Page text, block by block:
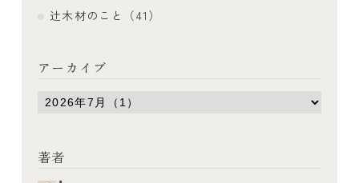
辻木材のこと（41）
アーカイブ
著者